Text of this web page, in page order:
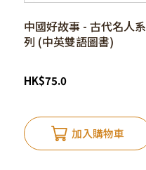
中國好故事 - 古代名人系
列 (中英雙語圖書)
HK$75.0
加入購物車